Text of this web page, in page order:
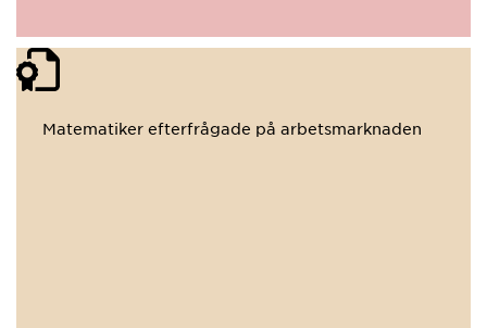
Matematiker efterfrågade på arbetsmarknaden